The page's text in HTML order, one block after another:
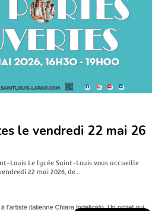
le vendredi 22 mai 26
Louis Le lycée Saint-Louis vous accueille
22 mai 2026, de…